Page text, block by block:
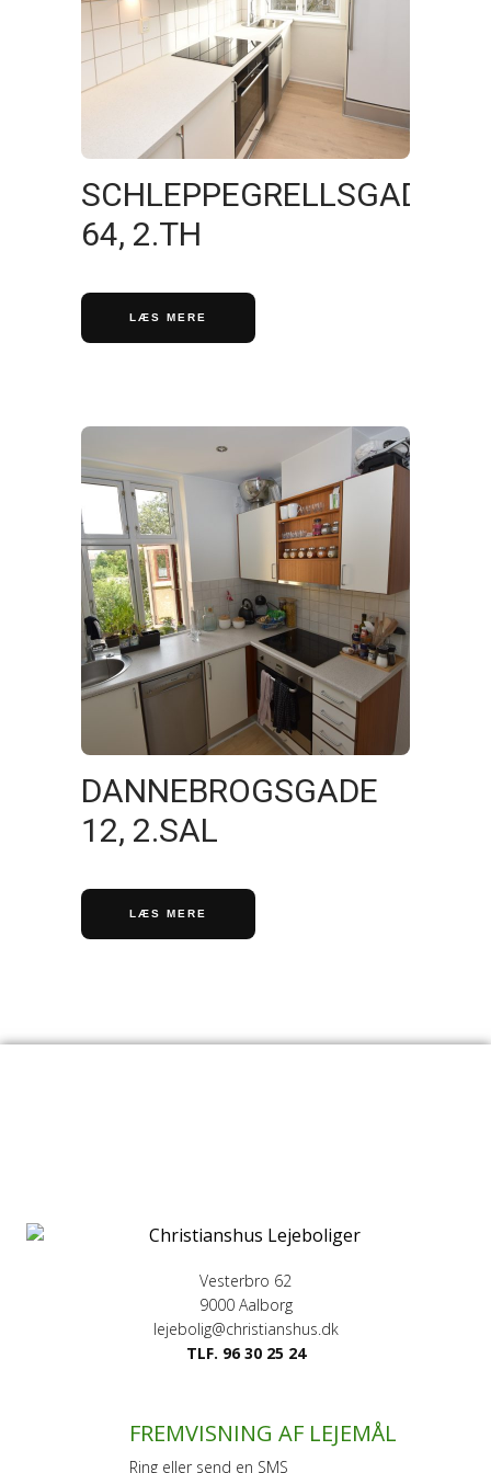
SCHLEPPEGRELLSGADE
64, 2.TH
LÆS MERE
DANNEBROGSGADE
12, 2.SAL
LÆS MERE
Vesterbro 62
9000 Aalborg
lejebolig@christianshus.dk
TLF. 96 30 25 24
FREMVISNING AF LEJEMÅL
Ring eller send en SMS